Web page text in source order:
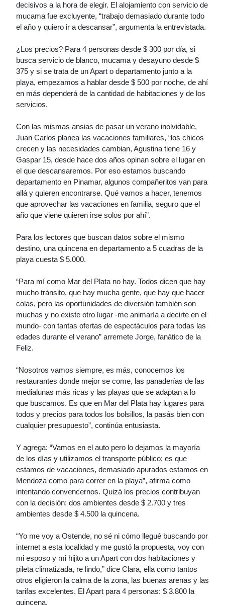
decisivos a la hora de elegir. El alojamiento con servicio de
mucama fue excluyente, “trabajo demasiado durante todo
el año y quiero ir a descansar”, argumenta la entrevistada.
¿Los precios? Para 4 personas desde $ 300 por día, si
busca servicio de blanco, mucama y desayuno desde $
375 y si se trata de un Apart o departamento junto a la
playa, empezamos a hablar desde $ 500 por noche, de ahí
en más dependerá de la cantidad de habitaciones y de los
servicios.
Con las mismas ansias de pasar un verano inolvidable,
Juan Carlos planea las vacaciones familiares, “los chicos
crecen y las necesidades cambian, Agustina tiene 16 y
Gaspar 15, desde hace dos años opinan sobre el lugar en
el que descansaremos. Por eso estamos buscando
departamento en Pinamar, algunos compañeritos van para
allá y quieren encontrarse. Qué vamos a hacer, tenemos
que aprovechar las vacaciones en familia, seguro que el
año que viene quieren irse solos por ahí”.
Para los lectores que buscan datos sobre el mismo
destino, una quincena en departamento a 5 cuadras de la
playa cuesta $ 5.000.
“Para mí como Mar del Plata no hay. Todos dicen que hay
mucho tránsito, que hay mucha gente, que hay que hacer
colas, pero las oportunidades de diversión también son
muchas y no existe otro lugar -me animaría a decirte en el
mundo- con tantas ofertas de espectáculos para todas las
edades durante el verano” arremete Jorge, fanático de la
Feliz.
“Nosotros vamos siempre, es más, conocemos los
restaurantes donde mejor se come, las panaderías de las
medialunas más ricas y las playas que se adaptan a lo
que buscamos. Es que en Mar del Plata hay lugares para
todos y precios para todos los bolsillos, la pasás bien con
cualquier presupuesto”, continúa entusiasta.
Y agrega: “Vamos en el auto pero lo dejamos la mayoría
de los días y utilizamos el transporte público; es que
estamos de vacaciones, demasiado apurados estamos en
Mendoza como para correr en la playa”, afirma como
intentando convencernos. Quizá los precios contribuyan
con la decisión: dos ambientes desde $ 2.700 y tres
ambientes desde $ 4.500 la quincena.
“Yo me voy a Ostende, no sé ni cómo llegué buscando por
internet a esta localidad y me gustó la propuesta, voy con
mi esposo y mi hijito a un Apart con dos habitaciones y
pileta climatizada, re lindo,” dice Clara, ella como tantos
otros eligieron la calma de la zona, las buenas arenas y las
tarifas excelentes. El Apart para 4 personas: $ 3.800 la
quincena.